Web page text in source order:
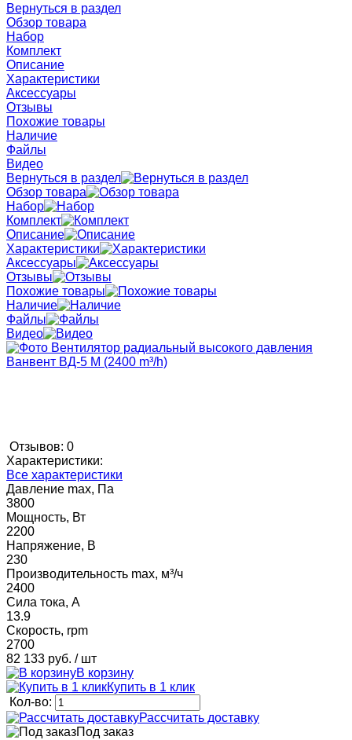
Вернуться в раздел
Обзор товара
Набор
Комплект
Описание
Характеристики
Аксессуары
Отзывы
Похожие товары
Наличие
Файлы
Видео
Вернуться в раздел
Обзор товара
Набор
Комплект
Описание
Характеристики
Аксессуары
Отзывы
Похожие товары
Наличие
Файлы
Видео
Отзывов: 0
Характеристики:
Все характеристики
Давление max, Па
3800
Мощность, Вт
2200
Напряжение, В
230
Производительность max, м³/ч
2400
Сила тока, А
13.9
Скорость, rpm
2700
82 133 руб. / шт
В корзину
Купить в 1 клик
Кол-во:
Рассчитать доставку
Под заказ